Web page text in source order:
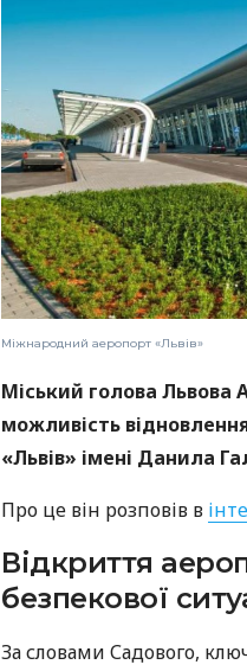
Міжнародний аеропорт «Львів»
Міський голова Львова
можливість
«Львів» імені Данила
Про це він розповів в
Відкриття
безпекової
За словами Садового,